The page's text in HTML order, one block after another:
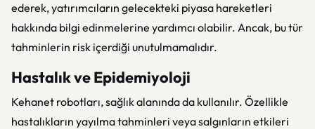
ederek, yatırımcıların gelecekteki piyasa hareketleri
hakkında bilgi edinmelerine yardımcı olabilir. Ancak, bu tür
tahminlerin risk içerdiği unutulmamalıdır.
Hastalık ve Epidemiyoloji
Kehanet robotları, sağlık alanında da kullanılır. Özellikle
hastalıkların yayılma tahminleri veya salgınların etkileri